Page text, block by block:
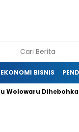
EKONOMI BISNIS
Dihebohkan